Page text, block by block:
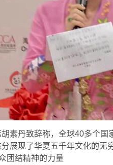
素丹致辞称，全球40多个
展现了华夏五千年文化的无
团结精神的力量